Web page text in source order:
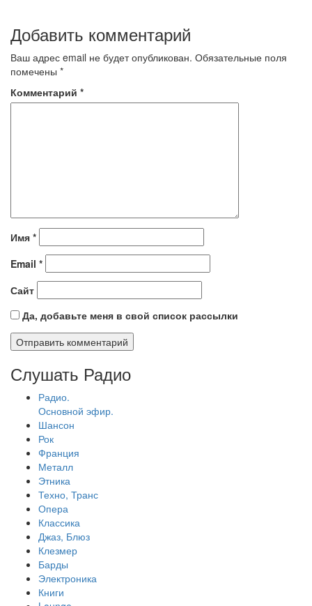
Добавить комментарий
Ваш адрес email не будет опубликован. Обязательные поля
помечены *
Комментарий *
Имя *
Email *
Сайт
Да, добавьте меня в свой список рассылки
Слушать Радио
Радио.
Основной эфир.
Шансон
Рок
Франция
Металл
Этника
Техно, Транс
Опера
Классика
Джаз, Блюз
Клезмер
Барды
Электроника
Книги